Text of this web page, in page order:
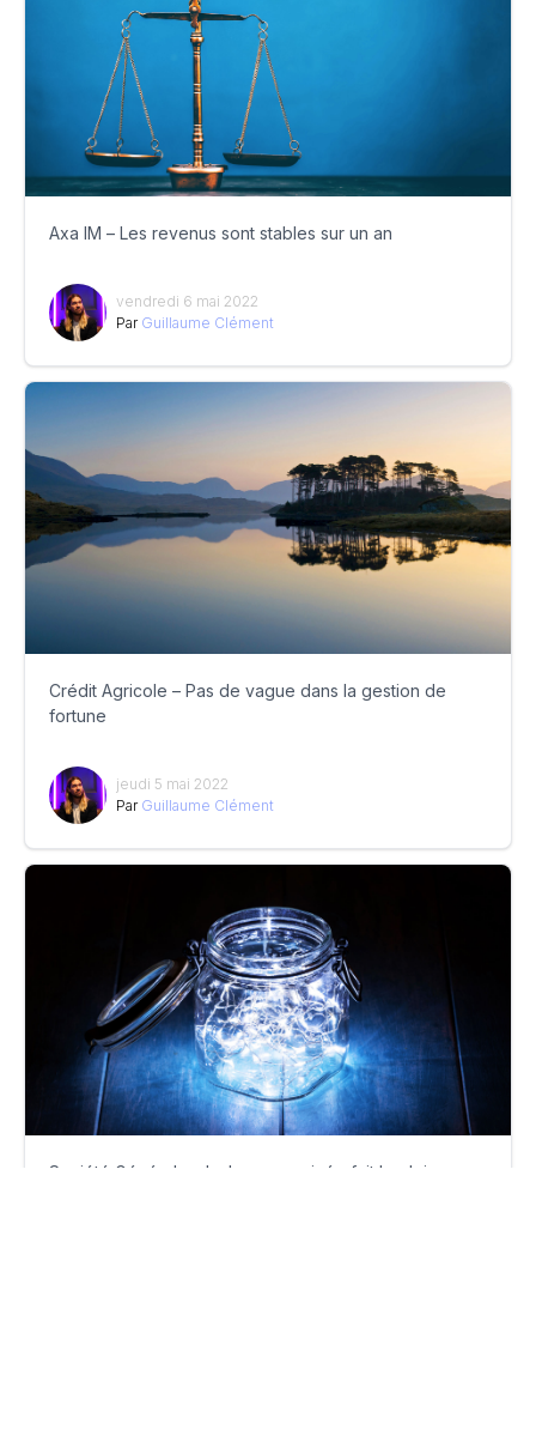
Axa IM – Les revenus sont stables sur un an
vendredi 6 mai 2022
Par Guillaume Clément
Crédit Agricole – Pas de vague dans la gestion de
fortune
jeudi 5 mai 2022
Par Guillaume Clément
Société Générale – La banque privée fait le plein